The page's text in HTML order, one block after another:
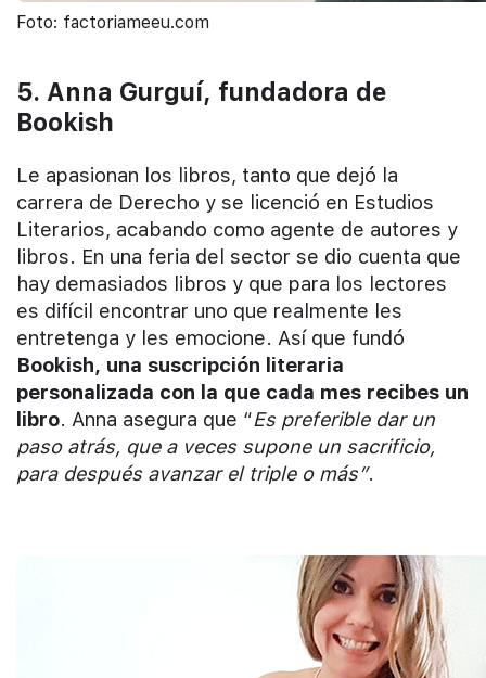
Foto: factoriameeu.com
5. Anna Gurguí, fundadora de
Bookish
Le apasionan los libros, tanto que dejó la
carrera de Derecho y se licenció en Estudios
Literarios, acabando como agente de autores y
libros. En una feria del sector se dio cuenta que
hay demasiados libros y que para los lectores
es difícil encontrar uno que realmente les
entretenga y les emocione. Así que fundó
Bookish, una suscripción literaria
personalizada con la que cada mes recibes un
libro. Anna asegura que “Es preferible dar un
paso atrás, que a veces supone un sacrificio,
para después avanzar el triple o más”.